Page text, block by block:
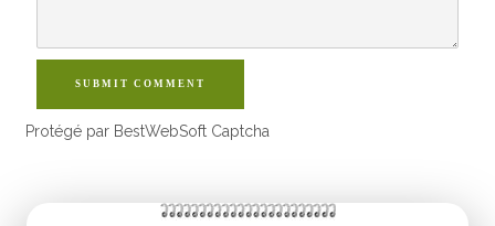
SUBMIT COMMENT
Protégé par BestWebSoft Captcha